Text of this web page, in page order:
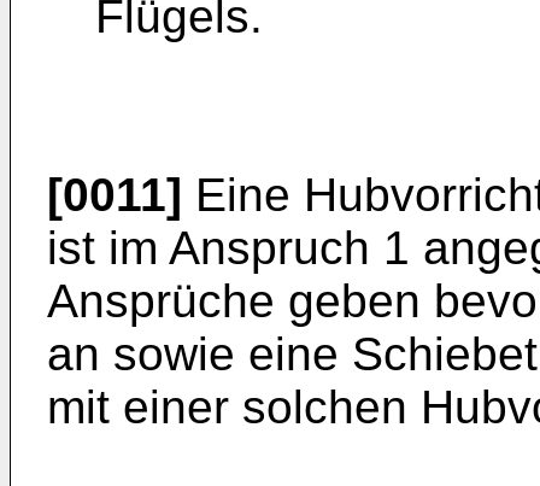
Flügels.
[0011] Eine
ist im Anspruch 1
Ansprüche geben
an sowie eine
mit einer solchen